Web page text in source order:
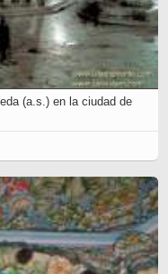
(a.s.) en la ciudad de